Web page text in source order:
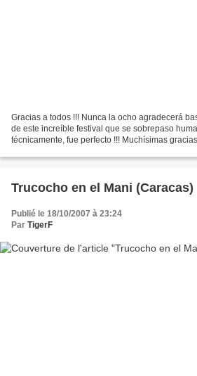
Gracias a todos !!! Nunca la ocho agradecerá
de este increíble festival que se sobrepaso
técnicamente, fue perfecto !!! Muchísimas
Trucocho en el Mani (Caracas)
Publié le 18/10/2007 à 23:24
Par TigerF